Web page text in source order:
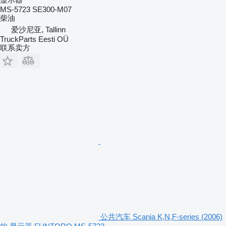
MS-5723 SE300-M07
柴油
爱沙尼亚, Tallinn
TruckParts Eesti OÜ
联系卖方
公共汽车 Scania K,N,F-series (2006)